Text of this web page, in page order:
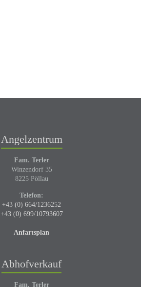
Angelzentrum
Fam. Terler
Winzendorf 35
8225 Pöllau
Telefon:
+43 (0) 664/1236252
+43 (0) 699/10793607
Anfartsplan
Abhofverkauf
Fam. Terler